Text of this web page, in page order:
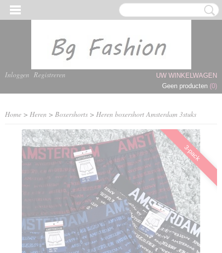
Inloggen Registreren
UW WINKELWAGEN
Geen producten (0)
Home > Heren > Boxershorts > Heren boxershort Amsterdam 3stuks
3-pack